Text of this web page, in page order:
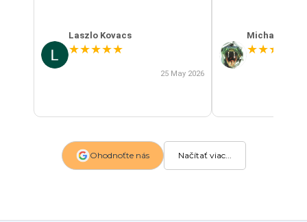
Laszlo Kovacs
★★★★★
25 May 2026
Michal Szabo
★★★
Ohodnoťte nás Načítať viac...